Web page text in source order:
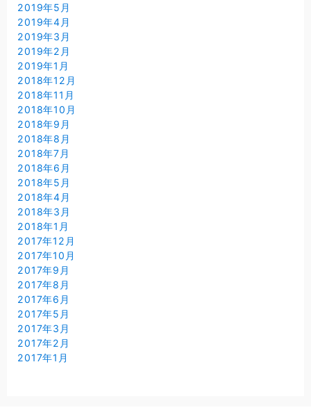
2019年5月
2019年4月
2019年3月
2019年2月
2019年1月
2018年12月
2018年11月
2018年10月
2018年9月
2018年8月
2018年7月
2018年6月
2018年5月
2018年4月
2018年3月
2018年1月
2017年12月
2017年10月
2017年9月
2017年8月
2017年6月
2017年5月
2017年3月
2017年2月
2017年1月